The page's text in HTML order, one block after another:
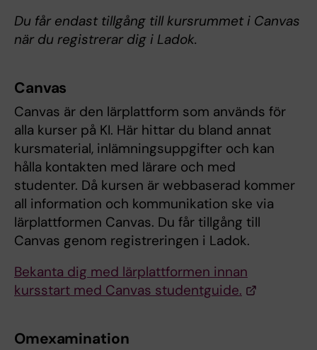
Du får endast tillgång till kursrummet i Canvas
när du registrerar dig i Ladok.
Canvas
Canvas är den lärplattform som används för
alla kurser på KI. Här hittar du bland annat
kursmaterial, inlämningsuppgifter och kan
hålla kontakten med lärare och med
studenter. Då kursen är webbaserad kommer
all information och kommunikation ske via
lärplattformen Canvas. Du får tillgång till
Canvas genom registreringen i Ladok.
Bekanta dig med lärplattformen innan
kursstart med Canvas studentguide.
Omexamination